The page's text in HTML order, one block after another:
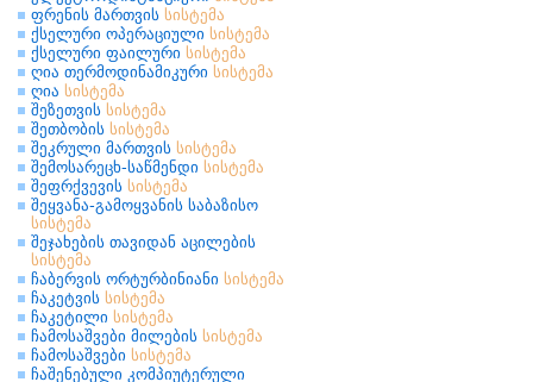
ფრენის მართვის სისტემა
ქსელური ოპერაციული სისტემა
ქსელური ფაილური სისტემა
ღია თერმოდინამიკური სისტემა
ღია სისტემა
შეზეთვის სისტემა
შეთბობის სისტემა
შეკრული მართვის სისტემა
შემოსარეცხ-საწმენდი სისტემა
შეფრქვევის სისტემა
შეყვანა-გამოყვანის საბაზისო
სისტემა
შეჯახების თავიდან აცილების
სისტემა
ჩაბერვის ორტურბინიანი სისტემა
ჩაკეტვის სისტემა
ჩაკეტილი სისტემა
ჩამოსაშვები მილების სისტემა
ჩამოსაშვები სისტემა
ჩაშენებული კომპიუტერული